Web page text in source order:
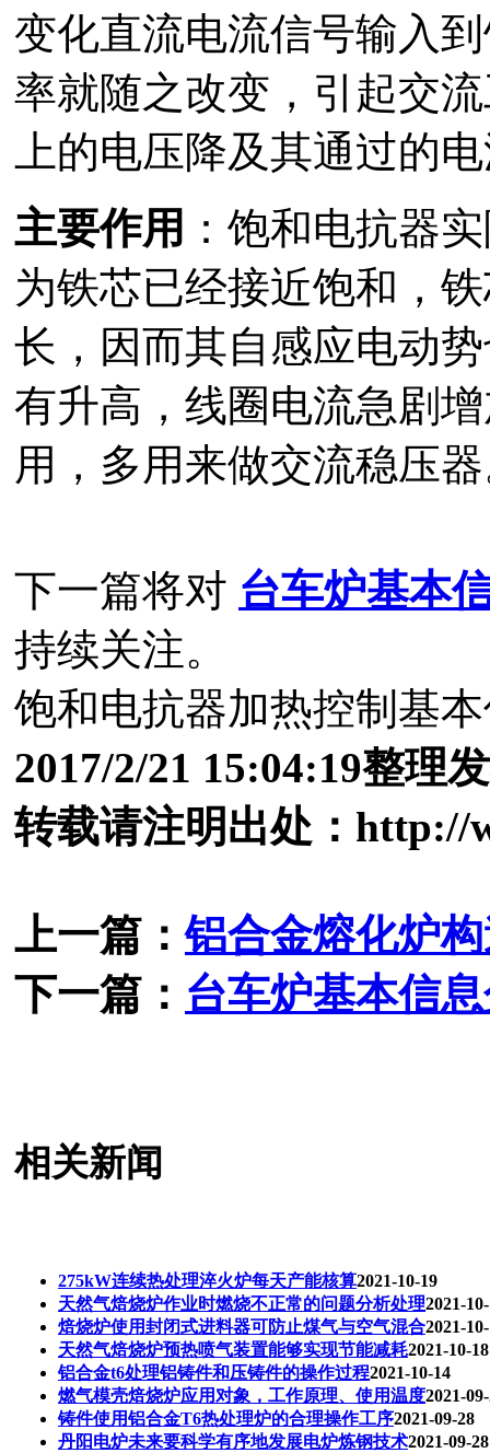
变化直流电流信号输入
率就随之改变，引起交
上的电压降及其通过的
主要作用 ：饱和电抗器
为铁芯已经接近饱和，
长，因而其自感应电动
有升高，线圈电流急剧
用，多用来做交流稳压
下一篇将对 台车炉基本
持续关注。
饱和电抗器加热控制基
2017/2/21 15:04:19整理
转载请注明出处：http://
上一篇：铝合金熔化炉
下一篇： 台车炉基本信
相关新闻
275kW连续热处理淬火炉每天产能核算2021-10-19
天然气焙烧炉作业时燃烧不正常的问题分析处理2021-
焙烧炉使用封闭式进料器可防止煤气与空气混合2021-
天然气焙烧炉预热喷气装置能够实现节能减耗2021-10-18
铝合金t6处理铝铸件和压铸件的操作过程2021-10-14
燃气模壳焙烧炉应用对象，工作原理、使用温度2021-
铸件使用铝合金T6热处理炉的合理操作工序2021-09-28
丹阳电炉未来要科学有序地发展电炉炼钢技术2021-09-28